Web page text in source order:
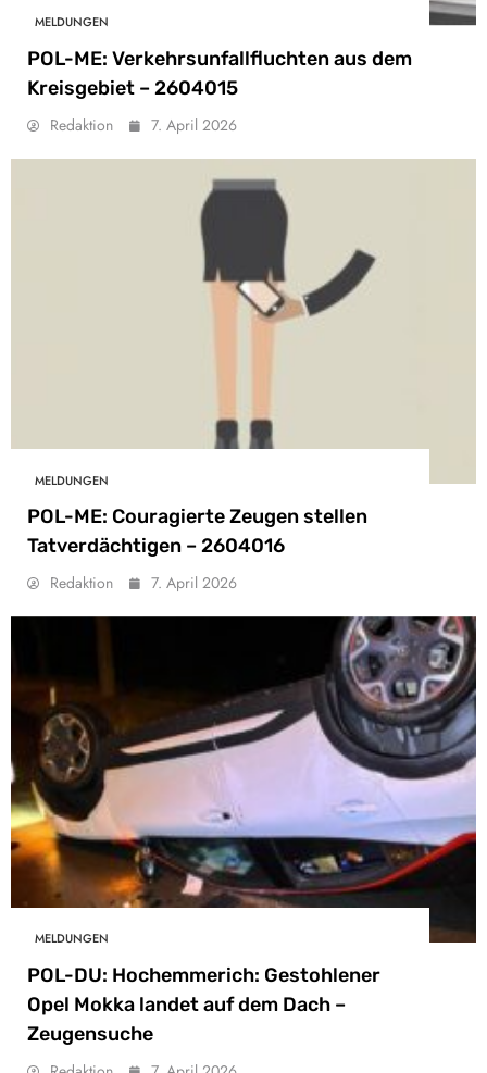
MELDUNGEN
POL-ME: Verkehrsunfallfluchten aus dem
Kreisgebiet – 2604015
Redaktion 7. April 2026
MELDUNGEN
POL-ME: Couragierte Zeugen stellen
Tatverdächtigen – 2604016
Redaktion 7. April 2026
MELDUNGEN
POL-DU: Hochemmerich: Gestohlener
Opel Mokka landet auf dem Dach –
Zeugensuche